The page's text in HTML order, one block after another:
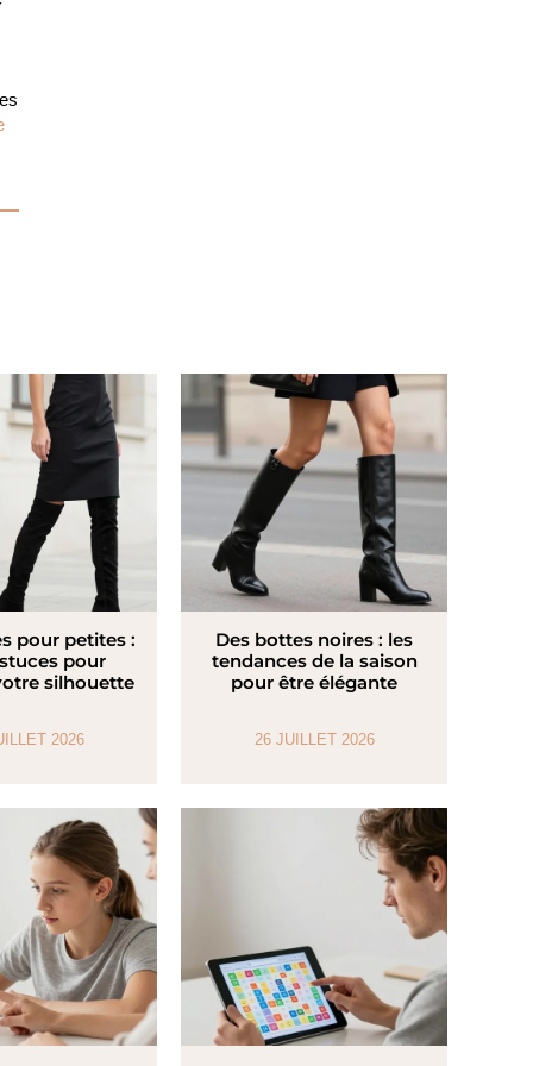
pour petites :
pour
silhouette
2026
Des bottes noires : les
tendances de la saison
pour être élégante
26 JUILLET 2026